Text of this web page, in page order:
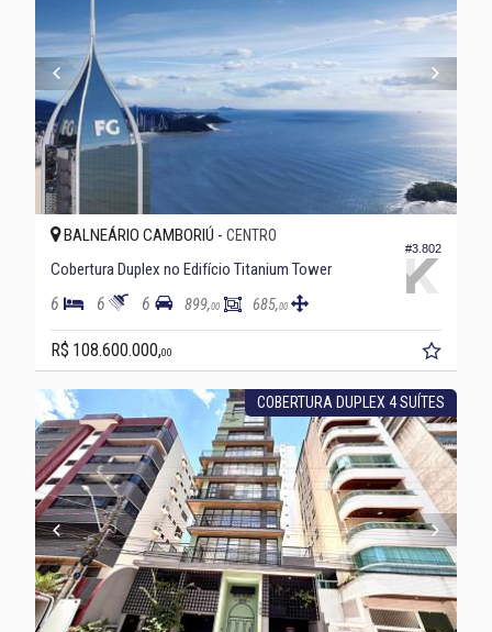
#3.802
BALNEÁRIO CAMBORIÚ - CENTRO
Cobertura Duplex no Edifício Titanium Tower
6 6 6 899,00 685,00
R$ 108.600.000,00
COBERTURA DUPLEX 4 SUÍTES